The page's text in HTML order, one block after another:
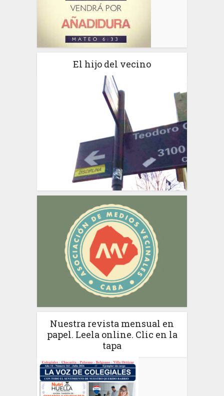
El hijo del vecino
Nuestra revista mensual en
papel. Leela online. Clic en la
tapa